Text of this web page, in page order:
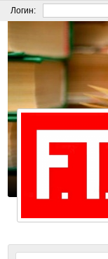
Логин: